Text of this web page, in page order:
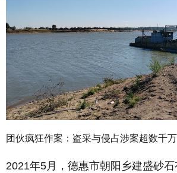
团伙疯狂作案：盗采与侵占涉案超数千万
2021年5月，德惠市朝阳乡建盛砂石